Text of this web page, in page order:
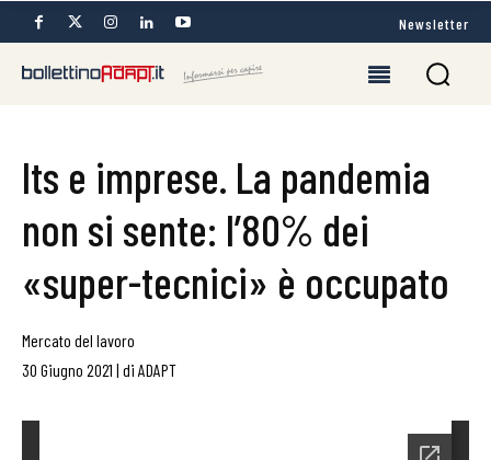
Newsletter
Its e imprese. La pandemia
non si sente: l’80% dei
«super-tecnici» è occupato
Mercato del lavoro
30 Giugno 2021 | di ADAPT